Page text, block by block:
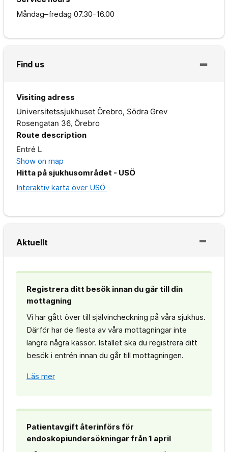
Måndag–fredag 07.30-16.00
Find us
Visiting adress
Universitetssjukhuset Örebro, Södra Grev
Rosengatan 36, Örebro
Route description
Entré L
Show on map
Hitta på sjukhusområdet - USÖ
Interaktiv karta över USÖ
Aktuellt
Registrera ditt besök innan du går till din
mottagning
Vi har gått över till självincheckning på våra sjukhus.
Därför har de flesta av våra mottagningar inte
längre några kassor. Istället ska du registrera ditt
besök i entrén innan du går till mottagningen.
Läs mer
Patientavgift återinförs för
endoskopiundersökningar från 1 april